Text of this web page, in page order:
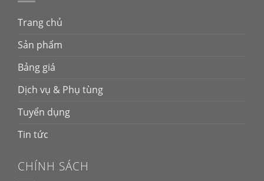
Trang chủ
Sản phẩm
Bảng giá
Dịch vụ & Phụ tùng
Tuyển dụng
Tin tức
CHÍNH SÁCH